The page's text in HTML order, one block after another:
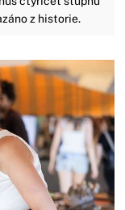
z historie.